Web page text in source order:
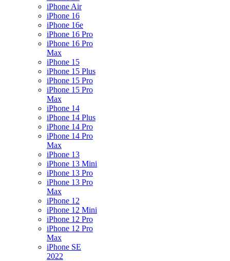
iPhone Air
iPhone 16
iPhone 16e
iPhone 16 Pro
iPhone 16 Pro
Max
iPhone 15
iPhone 15 Plus
iPhone 15 Pro
iPhone 15 Pro
Max
iPhone 14
iPhone 14 Plus
iPhone 14 Pro
iPhone 14 Pro
Max
iPhone 13
iPhone 13 Mini
iPhone 13 Pro
iPhone 13 Pro
Max
iPhone 12
iPhone 12 Mini
iPhone 12 Pro
iPhone 12 Pro
Max
iPhone SE
2022